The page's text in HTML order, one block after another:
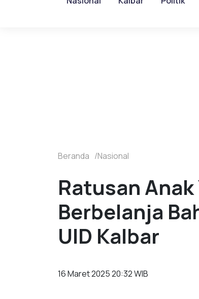
Beranda Nasional
Ratusan
Berbelanja
UID Kalbar
16 Maret 2025 20:32 WIB